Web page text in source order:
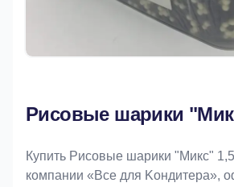
Рисовые шарики
Купить Рисовые шарики "Микс"
компании «Bce для Koндитeрa»,